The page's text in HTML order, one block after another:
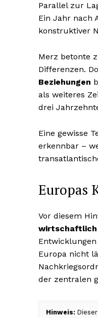
Parallel zur
Ein Jahr nach
konstruktiver
Merz betonte
Differenzen.
Beziehungen
als weiteres
drei
Eine gewisse
erkennbar –
Europas
Vor diesem
wirtschaftlich
Europa nicht
der zentralen
Hinweis: